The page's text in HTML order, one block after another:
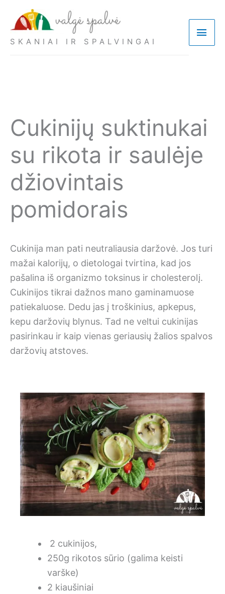
SKANIAI IR SPALVINGAI
Cukinijų suktinukai
su rikota ir saulėje
džiovintais
pomidorais
Cukinija man pati neutraliausia daržovė. Jos turi
mažai kalorijų, o dietologai tvirtina, kad jos
pašalina iš organizmo toksinus ir cholesterolį.
Cukinijos tikrai dažnos mano gaminamuose
patiekaluose. Dedu jas į troškinius, apkepus,
kepu daržovių blynus. Tad ne veltui cukinijas
pasirinkau ir kaip vienas geriausių žalios spalvos
daržovių atstoves.
2 cukinijos,
250g rikotos sūrio (galima keisti
varške)
2 kiaušiniai